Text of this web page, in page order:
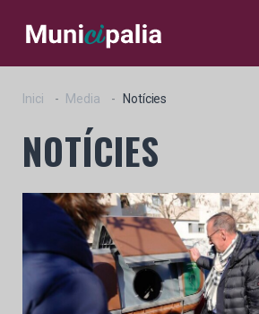
Inici Media Notícies
NOTÍCIES